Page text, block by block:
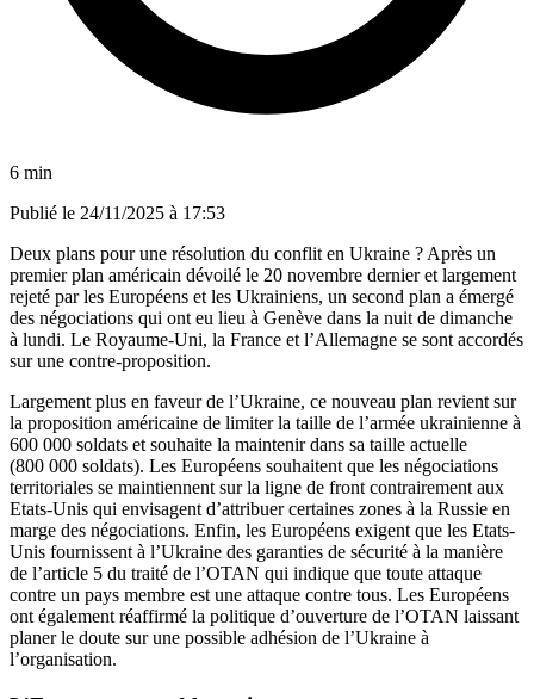
6 min
Publié le 24/11/2025 à 17:53
Deux plans pour une résolution du conflit en Ukraine ? Après un
premier plan américain dévoilé le 20 novembre dernier et largement
rejeté par les Européens et les Ukrainiens, un second plan a émergé
des négociations qui ont eu lieu à Genève dans la nuit de dimanche
à lundi. Le Royaume-Uni, la France et l’Allemagne se sont accordés
sur une contre-proposition.
Largement plus en faveur de l’Ukraine, ce nouveau plan revient sur
la proposition américaine de limiter la taille de l’armée ukrainienne à
600 000 soldats et souhaite la maintenir dans sa taille actuelle
(800 000 soldats). Les Européens souhaitent que les négociations
territoriales se maintiennent sur la ligne de front contrairement aux
Etats-Unis qui envisagent d’attribuer certaines zones à la Russie en
marge des négociations. Enfin, les Européens exigent que les Etats-
Unis fournissent à l’Ukraine des garanties de sécurité à la manière
de l’article 5 du traité de l’OTAN qui indique que toute attaque
contre un pays membre est une attaque contre tous. Les Européens
ont également réaffirmé la politique d’ouverture de l’OTAN laissant
planer le doute sur une possible adhésion de l’Ukraine à
l’organisation.